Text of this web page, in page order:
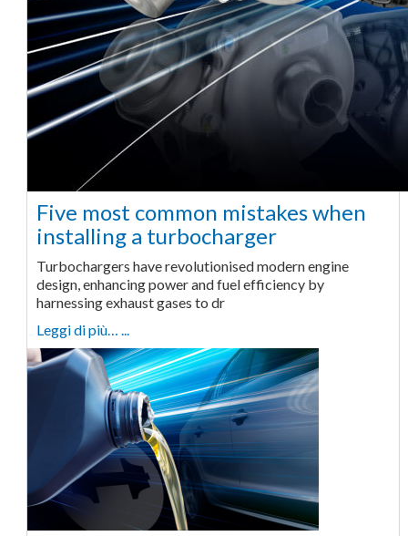
Five most common mistakes when
installing a turbocharger
Turbochargers have revolutionised modern engine
design, enhancing power and fuel efficiency by
harnessing exhaust gases to dr
Leggi di più… ...